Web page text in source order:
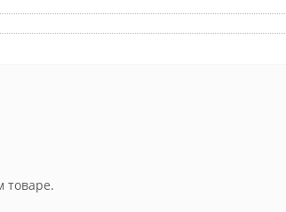
товаре.